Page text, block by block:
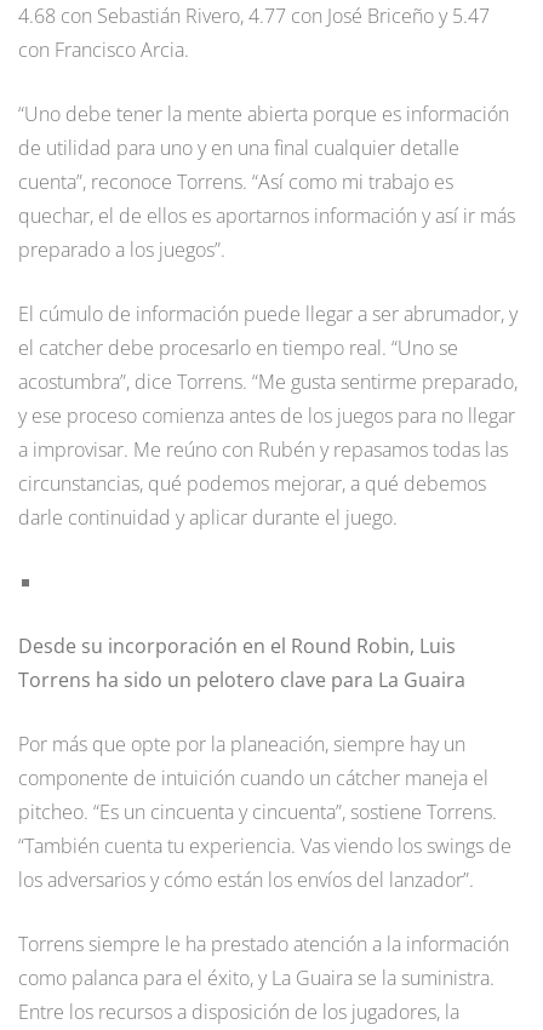
4.68 con Sebastián Rivero, 4.77 con José Briceño y 5.47
con Francisco Arcia.
“Uno debe tener la mente abierta porque es información
de utilidad para uno y en una final cualquier detalle
cuenta”, reconoce Torrens. “Así como mi trabajo es
quechar, el de ellos es aportarnos información y así ir más
preparado a los juegos”.
El cúmulo de información puede llegar a ser abrumador, y
el catcher debe procesarlo en tiempo real. “Uno se
acostumbra”, dice Torrens. “Me gusta sentirme preparado,
y ese proceso comienza antes de los juegos para no llegar
a improvisar. Me reúno con Rubén y repasamos todas las
circunstancias, qué podemos mejorar, a qué debemos
darle continuidad y aplicar durante el juego.
Desde su incorporación en el Round Robin, Luis
Torrens ha sido un pelotero clave para La Guaira
Por más que opte por la planeación, siempre hay un
componente de intuición cuando un cátcher maneja el
pitcheo. “Es un cincuenta y cincuenta”, sostiene Torrens.
“También cuenta tu experiencia. Vas viendo los swings de
los adversarios y cómo están los envíos del lanzador”.
Torrens siempre le ha prestado atención a la información
como palanca para el éxito, y La Guaira se la suministra.
Entre los recursos a disposición de los jugadores, la